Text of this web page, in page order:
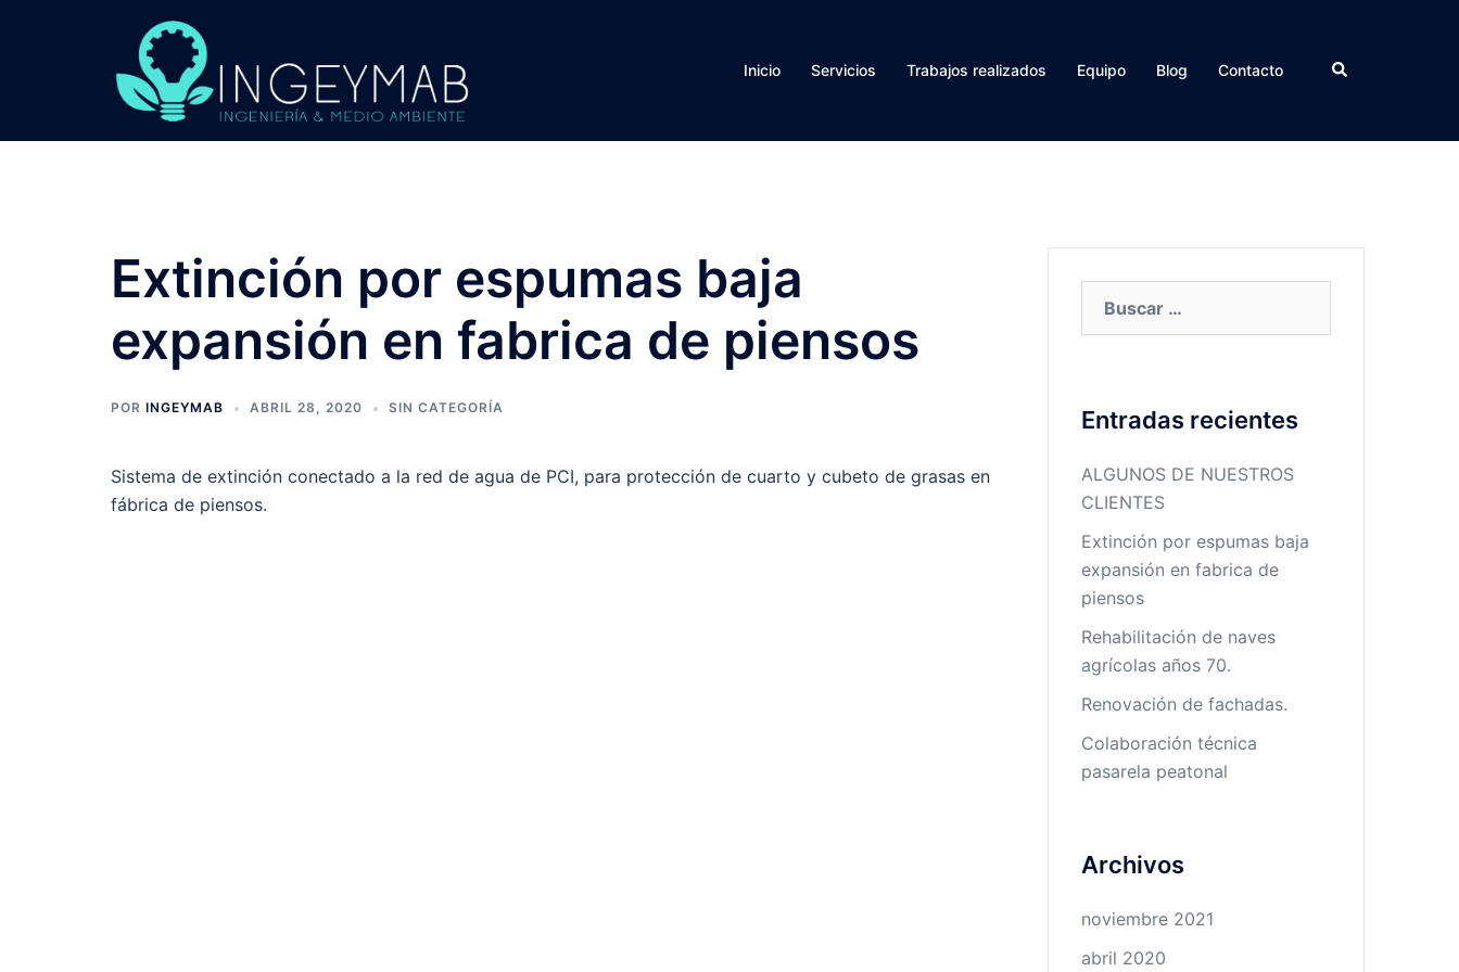
Inicio Servicios Trabajos realizados Equipo Blog Contacto Buscar
Extinción por espumas baja
expansión en fabrica de piensos
POR INGEYMAB ABRIL 28, 2020 SIN CATEGORÍA
Sistema de extinción conectado a la red de agua de PCI, para protección de cuarto y cubeto de grasas en
fábrica de piensos.
Entradas recientes
ALGUNOS DE NUESTROS
CLIENTES
Extinción por espumas baja
expansión en fabrica de
piensos
Rehabilitación de naves
agrícolas años 70.
Renovación de fachadas.
Colaboración técnica
pasarela peatonal
Archivos
noviembre 2021
abril 2020